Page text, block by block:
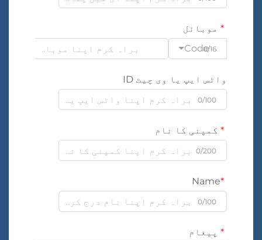
موبائل
Code0/16
واٹس ایپ یا وی چیٹ ID
0/100
کمپنی کا نام
0/200
Name
0/100
پیغام